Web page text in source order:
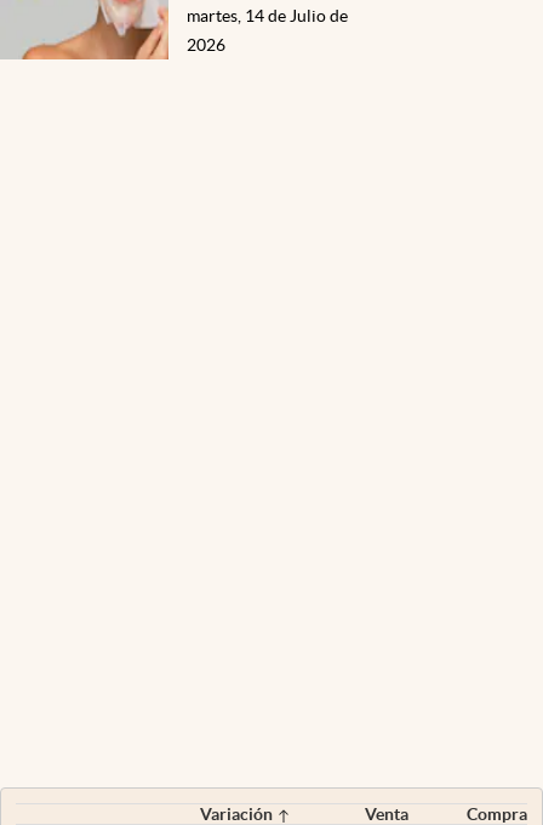
martes, 14 de Julio de
2026
Variación Venta
Compra